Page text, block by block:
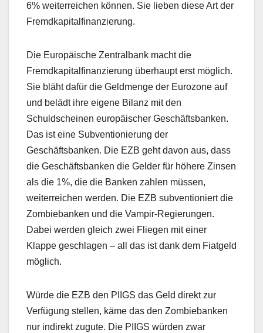
6% weiterreichen können. Sie lieben diese Art der
Fremdkapitalfinanzierung.
Die Europäische Zentralbank macht die
Fremdkapitalfinanzierung überhaupt erst möglich.
Sie bläht dafür die Geldmenge der Eurozone auf
und belädt ihre eigene Bilanz mit den
Schuldscheinen europäischer Geschäftsbanken.
Das ist eine Subventionierung der
Geschäftsbanken. Die EZB geht davon aus, dass
die Geschäftsbanken die Gelder für höhere Zinsen
als die 1%, die die Banken zahlen müssen,
weiterreichen werden. Die EZB subventioniert die
Zombiebanken und die Vampir-Regierungen.
Dabei werden gleich zwei Fliegen mit einer
Klappe geschlagen – all das ist dank dem Fiatgeld
möglich.
Würde die EZB den PIIGS das Geld direkt zur
Verfügung stellen, käme das den Zombiebanken
nur indirekt zugute. Die PIIGS würden zwar